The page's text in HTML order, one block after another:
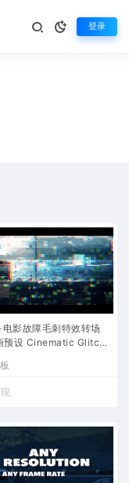
登录
影故障毛刺特效转场
预设 Cinematic Glitch